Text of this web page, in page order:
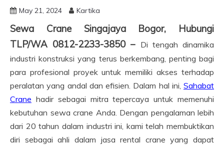
May 21, 2024 Kartika
Sewa Crane Singajaya Bogor, Hubungi
TLP/WA 0812-2233-3850 – Di tengah dinamika
industri konstruksi yang terus berkembang, penting bagi
para profesional proyek untuk memiliki akses terhadap
peralatan yang andal dan efisien. Dalam hal ini, Sahabat
Crane hadir sebagai mitra tepercaya untuk memenuhi
kebutuhan sewa crane Anda. Dengan pengalaman lebih
dari 20 tahun dalam industri ini, kami telah membuktikan
diri sebagai ahli dalam jasa rental crane yang dapat